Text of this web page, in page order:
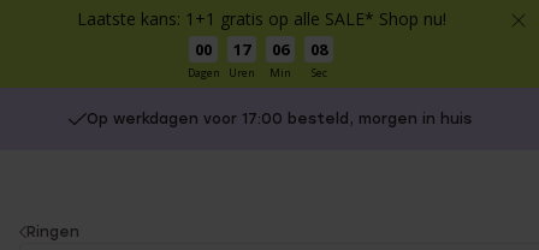
Laatste kans: 1+1 gratis op alle SALE* Shop nu!
00
Dagen
17
Uren
06
Min
08
Sec
Op werkdagen voor 17:00 besteld, morgen in huis
You
Ringen